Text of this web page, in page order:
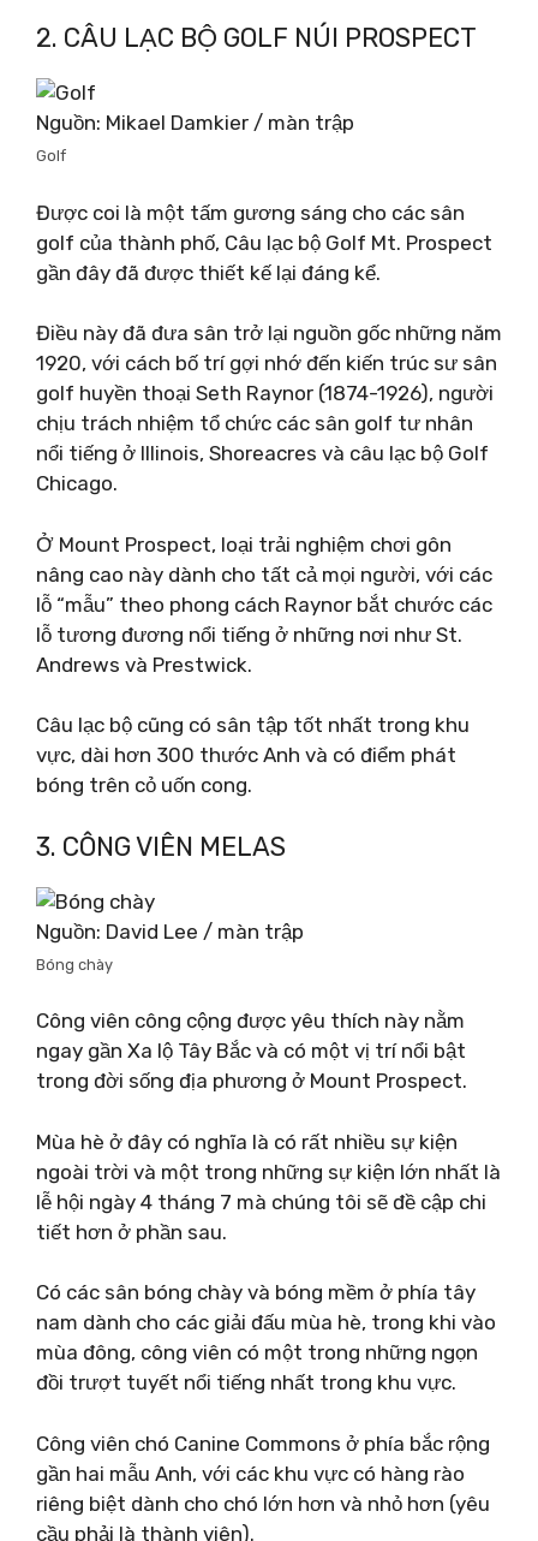
2. CÂU LẠC BỘ GOLF NÚI PROSPECT
Nguồn: Mikael Damkier / màn trập
Golf
Được coi là một tấm gương sáng cho các sân
golf của thành phố, Câu lạc bộ Golf Mt. Prospect
gần đây đã được thiết kế lại đáng kể.
Điều này đã đưa sân trở lại nguồn gốc những năm
1920, với cách bố trí gợi nhớ đến kiến ​​trúc sư sân
golf huyền thoại Seth Raynor (1874-1926), người
chịu trách nhiệm tổ chức các sân golf tư nhân
nổi tiếng ở Illinois, Shoreacres và câu lạc bộ Golf
Chicago.
Ở Mount Prospect, loại trải nghiệm chơi gôn
nâng cao này dành cho tất cả mọi người, với các
lỗ “mẫu” theo phong cách Raynor bắt chước các
lỗ tương đương nổi tiếng ở những nơi như St.
Andrews và Prestwick.
Câu lạc bộ cũng có sân tập tốt nhất trong khu
vực, dài hơn 300 thước Anh và có điểm phát
bóng trên cỏ uốn cong.
3. CÔNG VIÊN MELAS
Nguồn: David Lee / màn trập
Bóng chày
Công viên công cộng được yêu thích này nằm
ngay gần Xa lộ Tây Bắc và có một vị trí nổi bật
trong đời sống địa phương ở Mount Prospect.
Mùa hè ở đây có nghĩa là có rất nhiều sự kiện
ngoài trời và một trong những sự kiện lớn nhất là
lễ hội ngày 4 tháng 7 mà chúng tôi sẽ đề cập chi
tiết hơn ở phần sau.
Có các sân bóng chày và bóng mềm ở phía tây
nam dành cho các giải đấu mùa hè, trong khi vào
mùa đông, công viên có một trong những ngọn
đồi trượt tuyết nổi tiếng nhất trong khu vực.
Công viên chó Canine Commons ở phía bắc rộng
gần hai mẫu Anh, với các khu vực có hàng rào
riêng biệt dành cho chó lớn hơn và nhỏ hơn (yêu
cầu phải là thành viên).